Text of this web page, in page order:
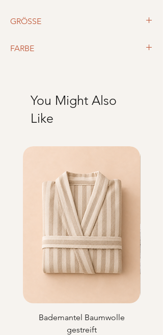
GRÖSSE
FARBE
You Might Also
Like
Bademantel Baumwolle
gestreift